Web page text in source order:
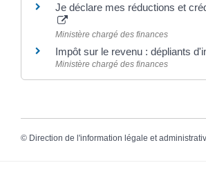
Je déclare mes réductions et
Ministère chargé des finances
Impôt sur le revenu : dépliants
Ministère chargé des finances
© Direction de l'information légale et